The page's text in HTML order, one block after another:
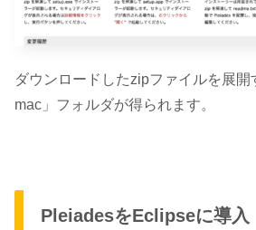
ダウンロードしたzipファイルを展
mac」フォルダが得られます。
PleiadesをEclipseに導入